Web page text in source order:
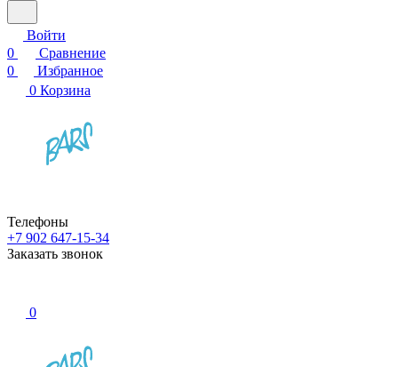
Войти
0
Сравнение
0
Избранное
0 Корзина
Телефоны
+7 902 647-15-34
Заказать звонок
0